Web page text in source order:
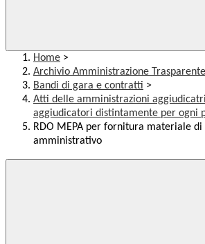
Home >
Archivio Amministrazione Trasparente
Bandi di gara e contratti >
Atti delle amministrazioni
aggiudicatori distintamente per ogni
RDO MEPA per fornitura materiale
amministrativo